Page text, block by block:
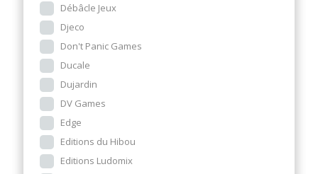
Débâcle Jeux
Djeco
Don't Panic Games
Ducale
Dujardin
DV Games
Edge
Editions du Hibou
Editions Ludomix